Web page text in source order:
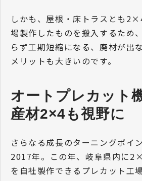
しかも、屋根・床トラスとも
場製作したものを搬入するため
らず工期短縮になる、廃材が出
メリットも大きいのです。
オートプレカット
産材2×4も視野に
さらなる成長のターニングポイ
2017年。この年、岐阜県内に
を自社製作できるプレカット工